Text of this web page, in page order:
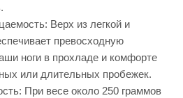
Верх из легкой и
превосходную
ноги в прохладе и комфорте
или длительных пробежек.
При весе около 250 граммов